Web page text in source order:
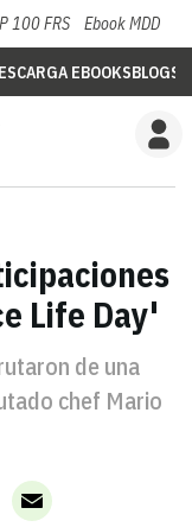
100 FRS Ebook MDD
EBOOKSBLOGS
Life Day'
de una
chef Mario
Email